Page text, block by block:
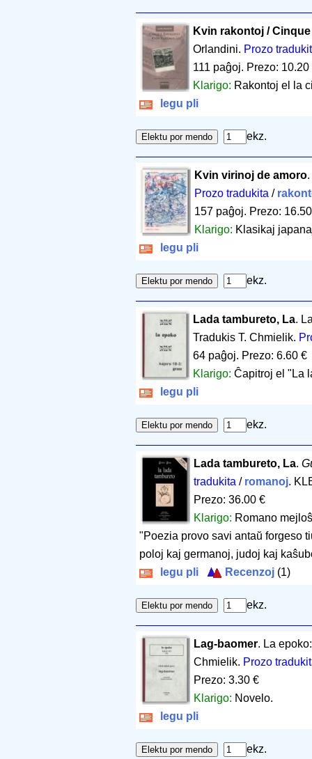
Kvin rakontoj /
Orlandini. Prozo
111 paĝoj. Prezo: 10.20
Klarigo: Rakontoj el la
legu pli
ekz.
Kvin virinoj de amoro.
Prozo tradukita /
157 paĝoj. Prezo:
Klarigo: Klasikaj
legu pli
ekz.
Lada tambureto, La.
Tradukis T. Chmielik.
64 paĝoj. Prezo: 6.60 €
Klarigo: Ĉapitroj el "La
legu pli
ekz.
Lada tambureto, La.
tradukita / romanoj.
Prezo: 36.00 €
Klarigo: Romano
"Poezia provo savi antaŭ forgeso
poloj kaj germanoj, judoj kaj
legu pli
Recenzoj (1)
ekz.
Lag-baomer. La
Chmielik. Prozo
Prezo: 3.30 €
Klarigo: Novelo.
legu pli
ekz.